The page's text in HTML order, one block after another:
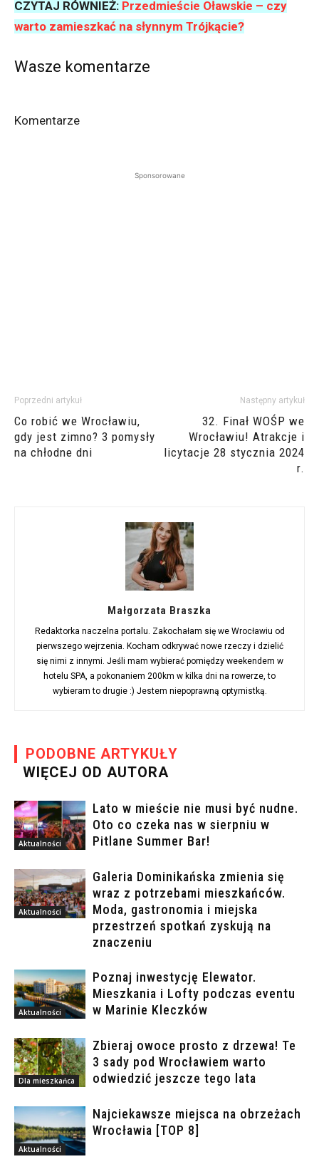
CZYTAJ RÓWNIEŻ: Przedmieście Oławskie – czy
warto zamieszkać na słynnym Trójkącie?
Wasze komentarze
Komentarze
Sponsorowane
Poprzedni artykuł
Co robić we Wrocławiu,
gdy jest zimno? 3 pomysły
na chłodne dni
Następny artykuł
32. Finał WOŚP we
Wrocławiu! Atrakcje i
licytacje 28 stycznia 2024
r.
Małgorzata Braszka
Redaktorka naczelna portalu. Zakochałam się we Wrocławiu od
pierwszego wejrzenia. Kocham odkrywać nowe rzeczy i dzielić
się nimi z innymi. Jeśli mam wybierać pomiędzy weekendem w
hotelu SPA, a pokonaniem 200km w kilka dni na rowerze, to
wybieram to drugie :) Jestem niepoprawną optymistką.
PODOBNE ARTYKUŁY
WIĘCEJ OD AUTORA
Aktualności
Lato w mieście nie musi być nudne.
Oto co czeka nas w sierpniu w
Pitlane Summer Bar!
Aktualności
Galeria Dominikańska zmienia się
wraz z potrzebami mieszkańców.
Moda, gastronomia i miejska
przestrzeń spotkań zyskują na
znaczeniu
Aktualności
Poznaj inwestycję Elewator.
Mieszkania i Lofty podczas eventu
w Marinie Kleczków
Dla mieszkańca
Zbieraj owoce prosto z drzewa! Te
3 sady pod Wrocławiem warto
odwiedzić jeszcze tego lata
Aktualności
Najciekawsze miejsca na obrzeżach
Wrocławia [TOP 8]